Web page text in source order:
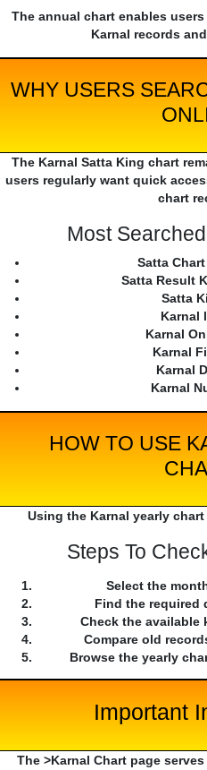
The annual chart enables
Karnal records
WHY USERS
The Karnal Satta King chart
users regularly want quick
chart
Most
Satta
Satta Result
Satta
Karnal
Karnal
Karnal
Karnal
Karnal
HOW TO USE
Using the Karnal yearly
Steps To
Select the
Find the required
Check the available
Compare old
Browse the yearly
Important
The >Karnal Chart page